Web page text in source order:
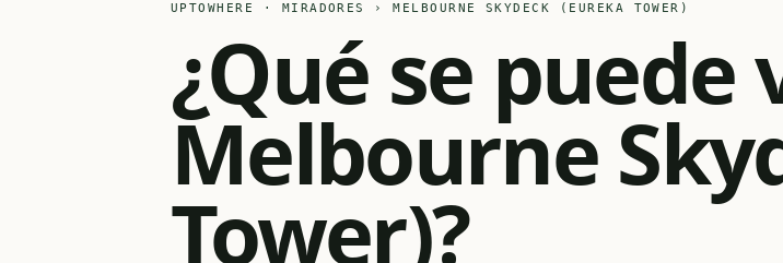
UPTOWHERE · MIRADORES › MELBOURNE SKYDECK (EUREKA TOWER)
¿Qué se puede
Melbourne
Tower)?